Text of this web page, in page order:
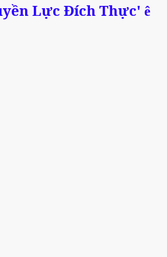
Lực Đích Thực' ê